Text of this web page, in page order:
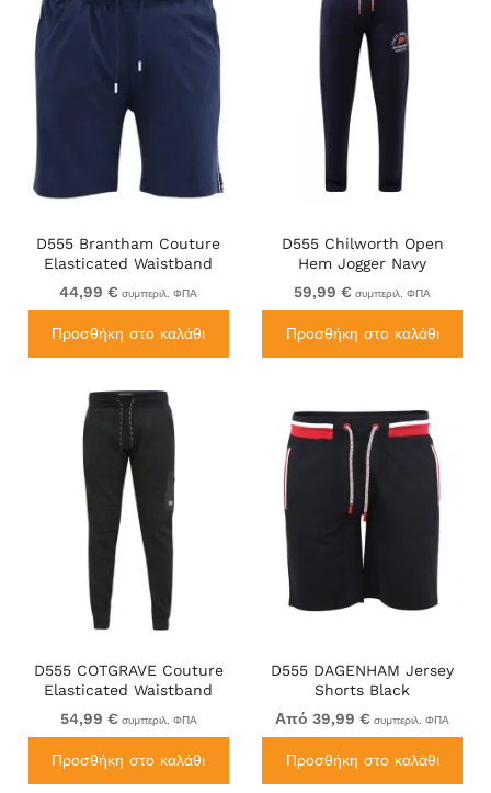
D555 Brantham Couture
Elasticated Waistband
Shorts Navy
44,99 € συμπεριλ. ΦΠΑ
Προσθήκη στο καλάθι
D555 Chilworth Open
Hem Jogger Navy
59,99 € συμπεριλ. ΦΠΑ
Προσθήκη στο καλάθι
D555 COTGRAVE Couture
Elasticated Waistband
Jogger With Woven Fabric
Trim Black
54,99 € συμπεριλ. ΦΠΑ
Προσθήκη στο καλάθι
D555 DAGENHAM Jersey
Shorts Black
Από 39,99 € συμπεριλ. ΦΠΑ
Προσθήκη στο καλάθι